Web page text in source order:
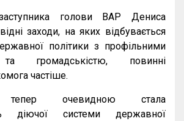
голови ВАР Дениса
заходи, на яких відбувається
політики з профільними
та громадськістю, повинні
частіше.
тепер очевидною стала
діючої системи державної